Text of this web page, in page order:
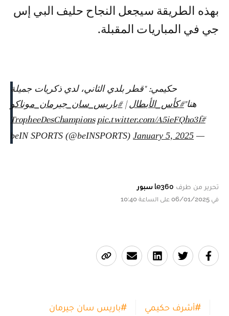
بهذه الطريقة سيجعل النجاح حليف البي إس
جي في المباريات المقبلة.
حكيمي: "قطر بلدي الثاني، لدي ذكريات جميلة
هنا"#كأس_الأبطال|#باريس_سان_جيرمان_موناكو
#TropheeDesChampions
pic.twitter.com/A5ieFQho3f
— beIN SPORTS (@beINSPORTS)
January 5, 2025
تحرير من طرف le360 سبور
في 06/01/2025 على الساعة 10:40
#أشرف حكيمي #باريس سان جيرمان